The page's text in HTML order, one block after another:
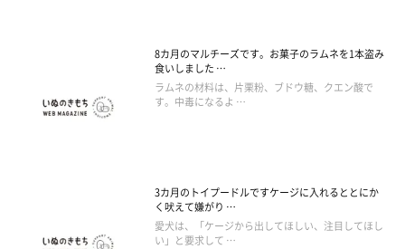
8カ月のマルチーズです。お菓子のラムネを1本盗み
食いしました …
ラムネの材料は、片栗粉、ブドウ糖、クエン酸で
す。中毒になるよ …
3カ月のトイプードルですケージに入れるととにか
く吠えて嫌がり …
愛犬は、「ケージから出してほしい、注目してほし
い」と要求して …